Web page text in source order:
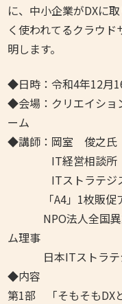
に、中小企業がDXに
く使われてるクラウド
明します。
◆日時：令和4年12月
◆会場：クリエイショ
ーム
◆講師：岡室 俊之氏
IT経営相談所
ITストラテジス
「A4」1枚販促ア
NPO法人全国異業
ム理事
日本ITストラテジ
◆内容
第1部 「そもそもDX